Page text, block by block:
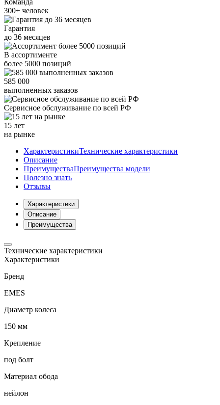
Команда
300+ человек
Гарантия
до 36 месяцев
В ассортименте
более 5000 позиций
585 000
выполненных заказов
Сервисное обслуживание по всей РФ
15 лет
на рынке
ХарактеристикиТехнические характеристики
Описание
ПреимуществаПреимущества модели
Полезно знать
Отзывы
Характеристики
Описание
Преимущества
Технические характеристики
Характеристики
Бренд
EMES
Диаметр колеса
150 мм
Крепление
под болт
Материал обода
нейлон